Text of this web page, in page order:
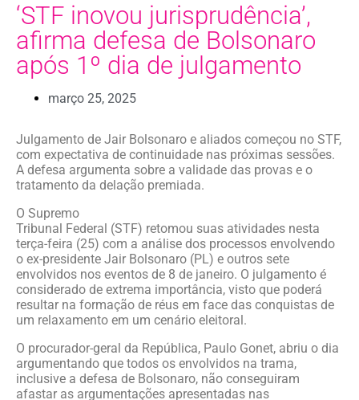
‘STF inovou jurisprudência’,
afirma defesa de Bolsonaro
após 1º dia de julgamento
março 25, 2025
Julgamento de Jair Bolsonaro e aliados começou no STF,
com expectativa de continuidade nas próximas sessões.
A defesa argumenta sobre a validade das provas e o
tratamento da delação premiada.
O Supremo
Tribunal Federal (STF) retomou suas atividades nesta
terça-feira (25) com a análise dos processos envolvendo
o ex-presidente Jair Bolsonaro (PL) e outros sete
envolvidos nos eventos de 8 de janeiro. O julgamento é
considerado de extrema importância, visto que poderá
resultar na formação de réus em face das conquistas de
um relaxamento em um cenário eleitoral.
O procurador-geral da República, Paulo Gonet, abriu o dia
argumentando que todos os envolvidos na trama,
inclusive a defesa de Bolsonaro, não conseguiram
afastar as argumentações apresentadas nas